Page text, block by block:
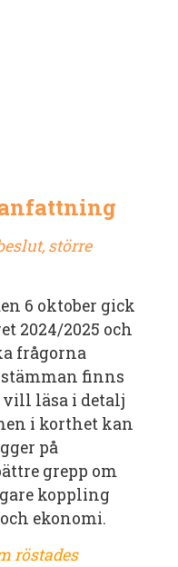
större
6 oktober gick
2024/2025 och
frågorna
finns
läsa i detalj
i korthet kan
på
grepp om
koppling
ekonomi.
röstades